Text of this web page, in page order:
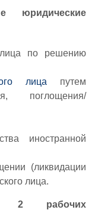
юридические
лица по решению
лица путем
поглощения/
иностранной
(ликвидации
лица.
2 рабочих